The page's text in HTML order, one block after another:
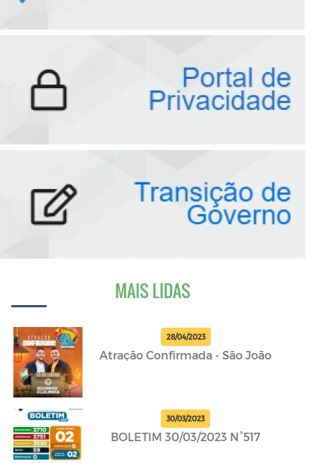
MAIS LIDAS
28/04/2023
Atração Confirmada - São João
30/03/2023
BOLETIM 30/03/2023 N°517